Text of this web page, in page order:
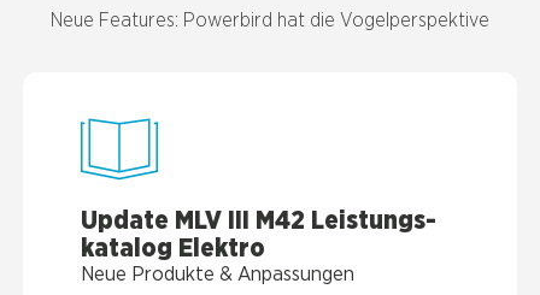
Neue Fea­tures: Power­bird hat die Vogel­per­spek­ti­ve
Update MLV III M42 Leis­tungs­
ka­ta­log Elek­tro
Neue Pro­duk­te & Anpas­sun­gen